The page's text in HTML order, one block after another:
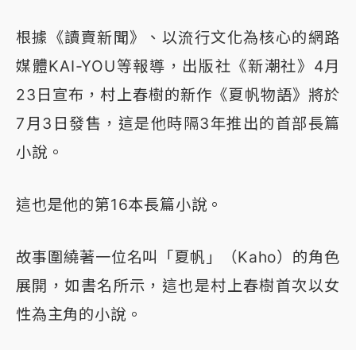
根據《讀賣新聞》、以流行文化為核心的網路
媒體KAI-YOU等報導，出版社《新潮社》4月
23日宣布，村上春樹的新作《夏帆物語》將於
7月3日發售，這是他時隔3年推出的首部長篇
小說。
這也是他的第16本長篇小說。
故事圍繞著一位名叫「夏帆」（Kaho）的角色
展開，如書名所示，這也是村上春樹首次以女
性為主角的小說。